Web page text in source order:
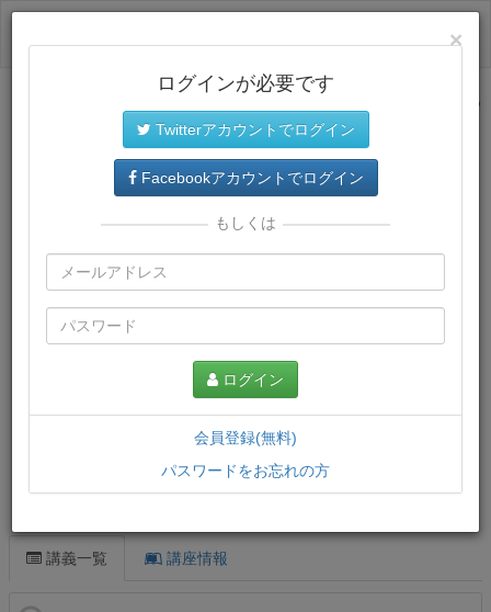
サイトトップに戻る
プレミアム会員では、教材がダウンロードでき、快適な動画
再生環境が提供されます。
講義一覧 講座情報
×
ログインが必要です
Twitterアカウントでログイン
Facebookアカウントでログイン
もしくは
ログイン
会員登録(無料)
パスワードをお忘れの方